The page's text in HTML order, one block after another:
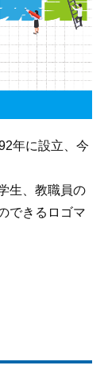
年に設立、今
生、教職員の
できるロゴマ